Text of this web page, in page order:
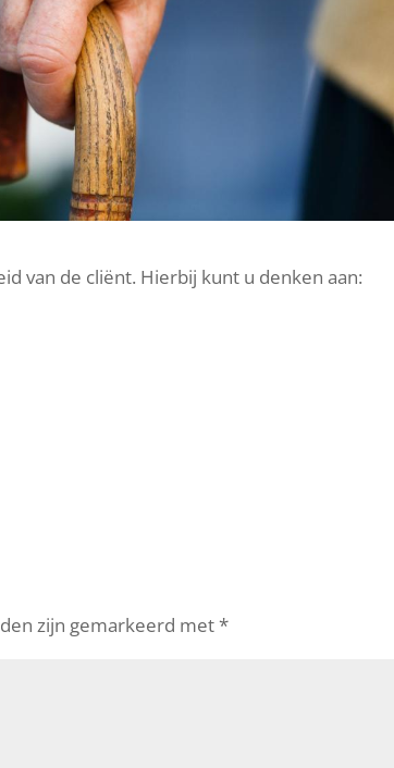
van de cliënt. Hierbij kunt u denken aan:
zijn gemarkeerd met*